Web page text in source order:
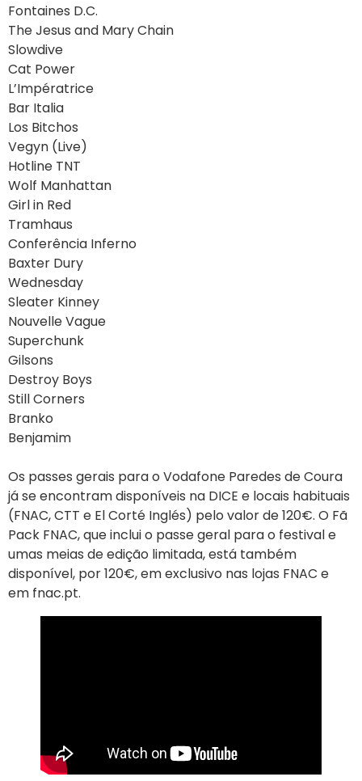
Fontaines D.C.
The Jesus and Mary Chain
Slowdive
Cat Power
L’Impératrice
Bar Italia
Los Bitchos
Vegyn (Live)
Hotline TNT
Wolf Manhattan
Girl in Red
Tramhaus
Conferência Inferno
Baxter Dury
Wednesday
Sleater Kinney
Nouvelle Vague
Superchunk
Gilsons
Destroy Boys
Still Corners
Branko
Benjamim
Os passes gerais para o Vodafone Paredes de Coura
já se encontram disponíveis na DICE e locais habituais
(FNAC, CTT e El Corté Inglés) pelo valor de 120€. O Fã
Pack FNAC, que inclui o passe geral para o festival e
umas meias de edição limitada, está também
disponível, por 120€, em exclusivo nas lojas FNAC e
em fnac.pt.